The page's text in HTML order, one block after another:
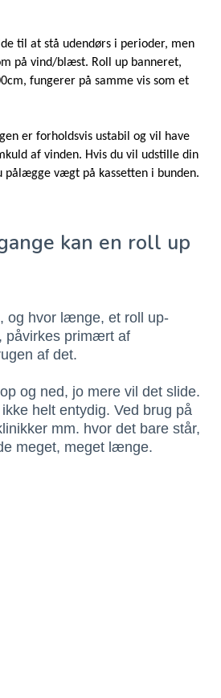
til at stå udendørs i perioder, men
på vind/blæst. Roll up banneret,
fungerer på samme vis som et
er forholdsvis ustabil og vil have
af vinden. Hvis du vil udstille din
pålægge vægt på kassetten i bunden.
kan en roll up
og hvor længe, et roll up-
påvirkes primært af
af det.
og ned, jo mere vil det slide.
helt entydig. Ved brug på
mm. hvor det bare står,
meget, meget længe.